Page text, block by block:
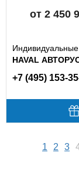
от 2 450
HAVAL
+7 (495) 153-
1 2 3